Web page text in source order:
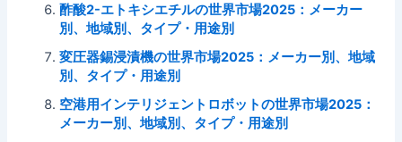
酢酸2-エトキシエチルの世界市場2025：メーカー
別、地域別、タイプ・用途別
変圧器錫浸漬機の世界市場2025：メーカー別、地域
別、タイプ・用途別
空港用インテリジェントロボットの世界市場2025：
メーカー別、地域別、タイプ・用途別